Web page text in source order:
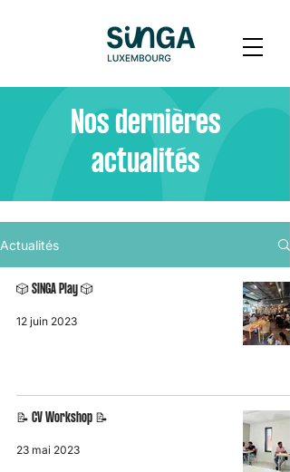
Nos dernières
actualités
Actualités
🎲 SINGA Play 🎲
12 juin 2023
📝 CV Workshop 📝
23 mai 2023